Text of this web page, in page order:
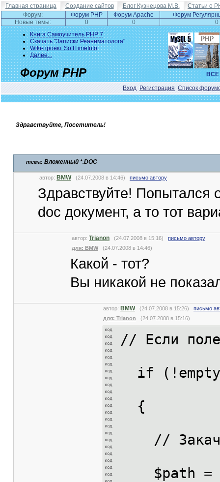
Главная страница Создание сайтов Блог Кузнецова М.В.
Статьи о
Форум:
Форум PHP Форум Apache
Форум
Новые темы:
0 0
0
Книга Самоучитель PHP 7
Скачать "Записки Реаниматолога"
Wiki-проект SoftTimeInfo
Далее...
Форум PHP
Вход Регистрация Список
Здравствуйте, Посетитель!
тема: Вложенный *.DOC
автор: BMW(24.07.2008 в 14:46) письмо автору
Здравствуйте! Попытался
doc документ, а то тот
автор: Trianon (24.07.2008 в 15:16) письмо автору
для: BMW(24.07.2008 в 14:46)
Какой - тот?
Вы никакой не
автор: BMW(24.07.2008 в 15:26) письмо
для: Trianon (24.07.2008 в 15:16)
// Если
if
{
//
$path =